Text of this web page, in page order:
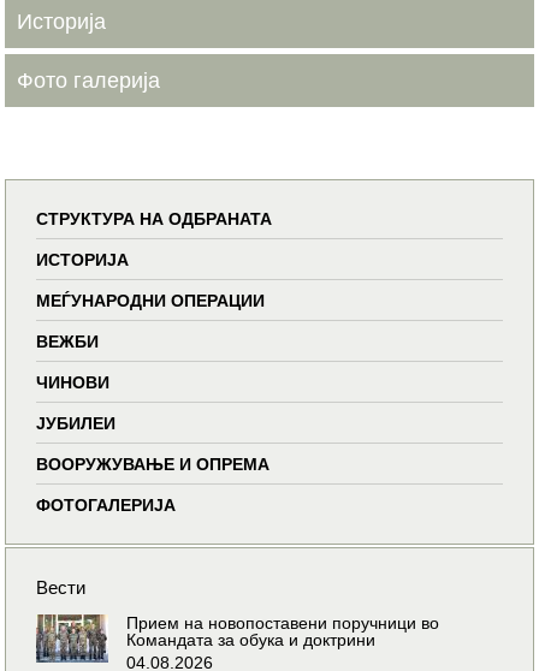
Историја
Фото галерија
СТРУКТУРА НА ОДБРАНАТА
ИСТОРИЈА
МЕЃУНАРОДНИ ОПЕРАЦИИ
ВЕЖБИ
ЧИНОВИ
ЈУБИЛЕИ
ВООРУЖУВАЊЕ И ОПРЕМА
ФОТОГАЛЕРИЈА
Вести
Прием на новопоставени поручници во
Командата за обука и доктрини
04.08.2026